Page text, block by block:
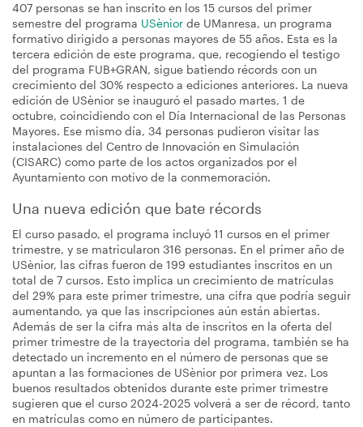
407 personas se han inscrito en los 15 cursos del primer
semestre del programa USènior de UManresa, un programa
formativo dirigido a personas mayores de 55 años. Esta es la
tercera edición de este programa, que, recogiendo el testigo
del programa FUB+GRAN, sigue batiendo récords con un
crecimiento del 30% respecto a ediciones anteriores. La nueva
edición de USènior se inauguró el pasado martes, 1 de
octubre, coincidiendo con el Día Internacional de las Personas
Mayores. Ese mismo día, 34 personas pudieron visitar las
instalaciones del Centro de Innovación en Simulación
(CISARC) como parte de los actos organizados por el
Ayuntamiento con motivo de la conmemoración.
Una nueva edición que bate récords
El curso pasado, el programa incluyó 11 cursos en el primer
trimestre, y se matricularon 316 personas. En el primer año de
USènior, las cifras fueron de 199 estudiantes inscritos en un
total de 7 cursos. Esto implica un crecimiento de matrículas
del 29% para este primer trimestre, una cifra que podría seguir
aumentando, ya que las inscripciones aún están abiertas.
Además de ser la cifra más alta de inscritos en la oferta del
primer trimestre de la trayectoria del programa, también se ha
detectado un incremento en el número de personas que se
apuntan a las formaciones de USènior por primera vez. Los
buenos resultados obtenidos durante este primer trimestre
sugieren que el curso 2024-2025 volverá a ser de récord, tanto
en matrículas como en número de participantes.